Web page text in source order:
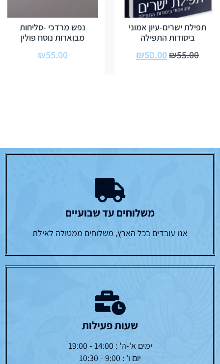
תפילת ישרים-עיון אמוני
ביסודות התפילה
₪55.00
₪50.00
נפש מרדכי -סליחות
מבוארות נוסח פולין
₪55.00
משלוחים עד שבועיים
אנו עובדים בכל הארץ, משלוחים ממטולה לאילת
שעות פעילות
ימים א'-ה' : 14:00 - 19:00
יום ו' : 9:00 - 10:30